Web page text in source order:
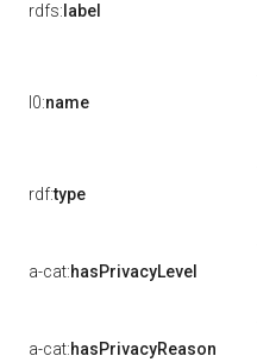
rdfs: label
l0:name
rdf:type
a-cat:hasPrivacyLevel
a-cat:hasPrivacyReason